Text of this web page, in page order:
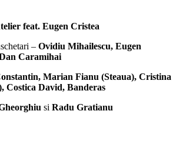
feat. Eugen Cristea
– Ovidiu Mihailescu, Eugen
Caramihai
Marian Fianu (Steaua), Cristina
Costica David, Banderas
si Radu Gratianu